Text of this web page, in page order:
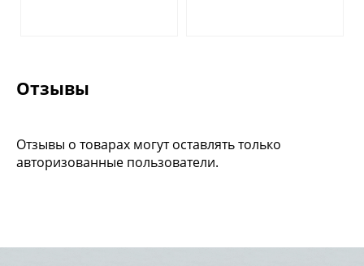
Отзывы
Отзывы о товарах могут оставлять только
авторизованные пользователи.